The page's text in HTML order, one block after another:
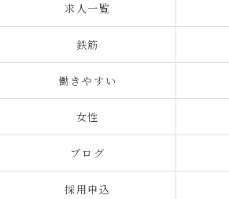
求人一覧
鉄筋
働きやすい
女性
ブログ
採用申込